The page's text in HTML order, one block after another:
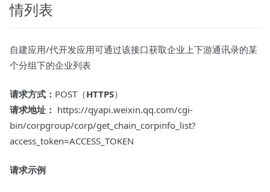
情列表
自建应用/代开发应用可通过该接口获取企业上下游通讯录的某
个分组下的企业列表
请求方式： POST（HTTPS）
请求地址： https://qyapi.weixin.qq.com/cgi-
bin/corpgroup/corp/get_chain_corpinfo_list?
access_token=ACCESS_TOKEN
请求示例